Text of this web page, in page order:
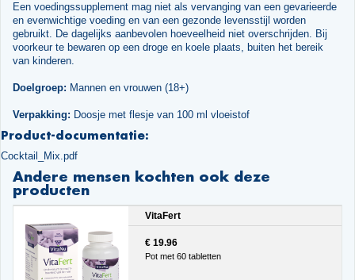
Een voedingssupplement mag niet als vervanging van een gevarieerde
en evenwichtige voeding en van een gezonde levensstijl worden
gebruikt. De dagelijks aanbevolen hoeveelheid niet overschrijden. Bij
voorkeur te bewaren op een droge en koele plaats, buiten het bereik
van kinderen.
Doelgroep: Mannen en vrouwen (18+)
Verpakking: Doosje met flesje van 100 ml vloeistof
Product-documentatie:
Cocktail_Mix.pdf
Andere mensen kochten ook deze
producten
VitaFert
€ 19.96
Pot met 60 tabletten